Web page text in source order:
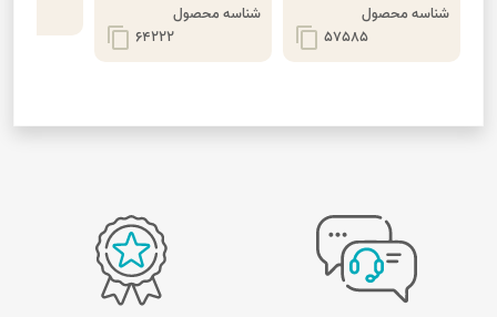
شناسه محصول
57585
content_copy
شناسه محصول
64222
content_copy